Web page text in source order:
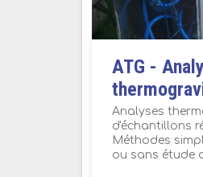
ATG -
Analyses
d'échantillons
Méthodes
ou sans étude